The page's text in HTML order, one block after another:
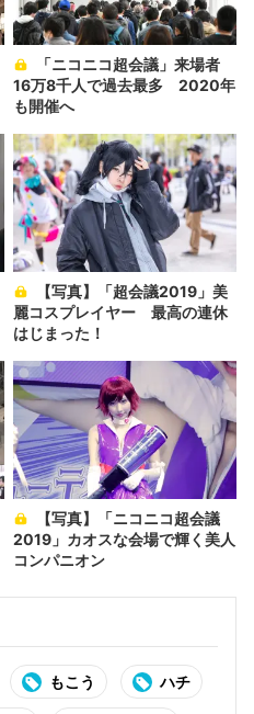
16万8千人で過去最多 2020年
も開催へ
麗コスプレイヤー 最高の連休
はじまった！
2019」カオスな会場で輝く美人
コンパニオン
もこう ハチ